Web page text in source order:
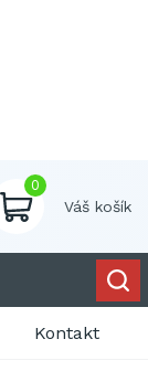
0
Váš košík
Kontakt